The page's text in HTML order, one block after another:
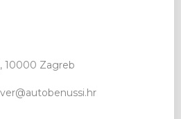
10000 Zagreb